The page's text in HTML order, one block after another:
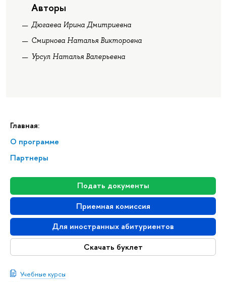
Главная:
О программе
Партнеры
Подать документы
Приемная комиссия
Для иностранных абитуриентов
Скачать буклет
Учебные курсы
Авторы
Дюгаева Ирина Дмитриевна
Смирнова Наталья Викторовна
Урсул Наталья Валерьевна